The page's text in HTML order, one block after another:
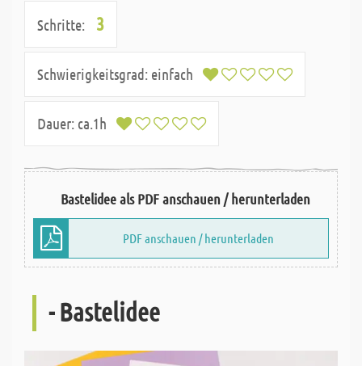
Schritte: 3
Schwierigkeitsgrad: einfach
Dauer: ca.1h
Bastelidee als PDF anschauen / herunterladen
PDF anschauen / herunterladen
- Bastelidee